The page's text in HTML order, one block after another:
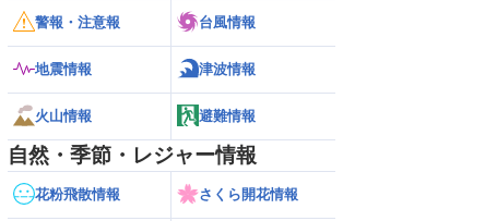
警報・注意報 台風情報
地震情報 津波情報
火山情報 避難情報
自然・季節・レジャー情報
花粉飛散情報 さくら開花情報